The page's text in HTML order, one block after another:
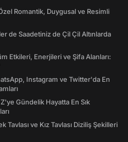
Romantik, Duygusal ve Resimli
de Saadetiniz de Çil Çil Altınlarda
Etkileri, Enerjileri ve Şifa Alanları:
Instagram ve Twitter'da En
Gündelik Hayatta En Sık
Tavlası ve Kız Tavlası Diziliş Şekilleri